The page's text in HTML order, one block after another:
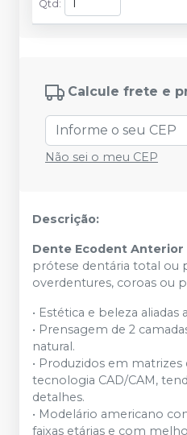
Qtd :
Calcule frete e
Não sei o meu CEP
Descrição:
Dente Ecodent Anterior
prótese dentária total ou
overdentures, coroas ou
• Estética e beleza aliadas
• Prensagem de 2
natural.
• Produzidos em matrizes
tecnologia CAD/CAM,
detalhes.
• Modelário americano
faixas etárias e com